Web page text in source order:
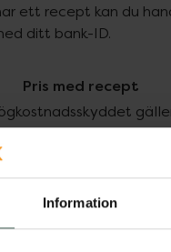
Information
ett recept kan du
ditt bank-ID.
Pris med recept
kr
I apotek:499,25 kr